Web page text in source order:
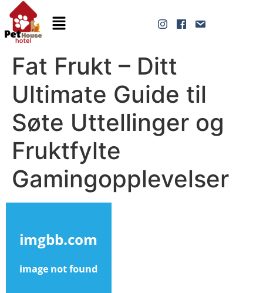
Fat Frukt – Ditt
Ultimate Guide til
Søte Uttellinger og
Fruktfylte
Gamingopplevelser